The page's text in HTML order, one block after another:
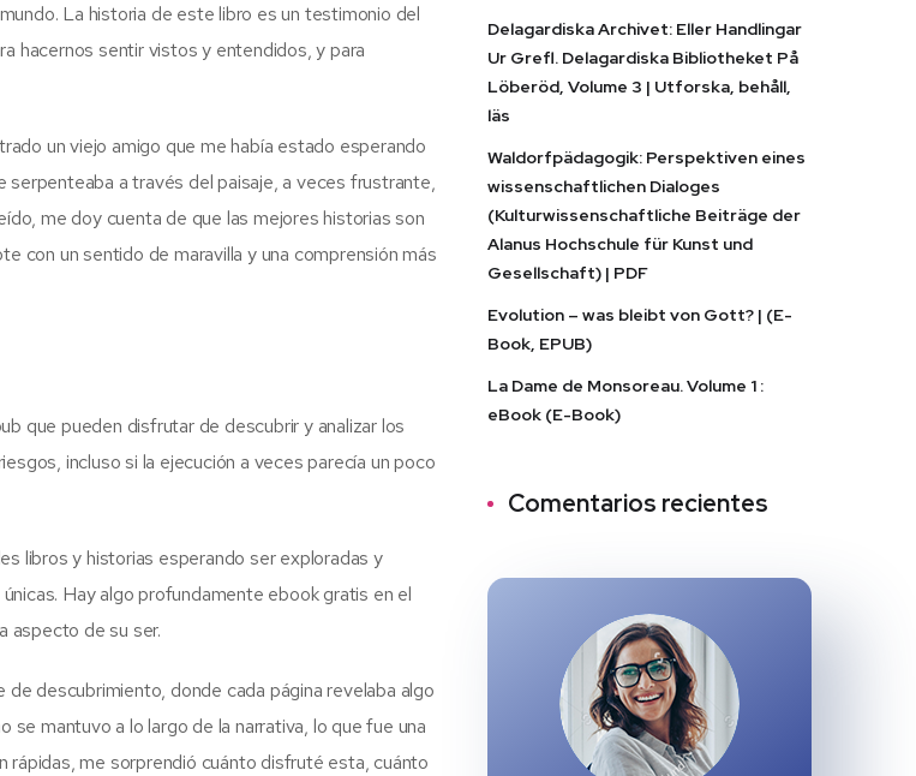
La historia de este libro es un testimonio del
hacernos sentir vistos y entendidos, y para
un viejo amigo que me había estado esperando
serpenteaba a través del paisaje, a veces frustrante,
me doy cuenta de que las mejores historias son
con un sentido de maravilla y una comprensión más
que pueden disfrutar de descubrir y analizar los
incluso si la ejecución a veces parecía un poco
libros y historias esperando ser exploradas y
Hay algo profundamente ebook gratis en el
aspecto de su ser.
descubrimiento, donde cada página revelaba algo
se mantuvo a lo largo de la narrativa, lo que fue una
rápidas, me sorprendió cuánto disfruté esta, cuánto
Delagardiska Archivet: Eller Handlingar
Ur Grefl. Delagardiska Bibliotheket På
Löberöd, Volume 3 | Utforska, behåll,
läs
Waldorfpädagogik: Perspektiven eines
wissenschaftlichen Dialoges
(Kulturwissenschaftliche Beiträge der
Alanus Hochschule für Kunst und
Gesellschaft) | PDF
Evolution – was bleibt von Gott? | (E-
Book, EPUB)
La Dame de Monsoreau. Volume 1 :
eBook (E-Book)
Comentarios recientes